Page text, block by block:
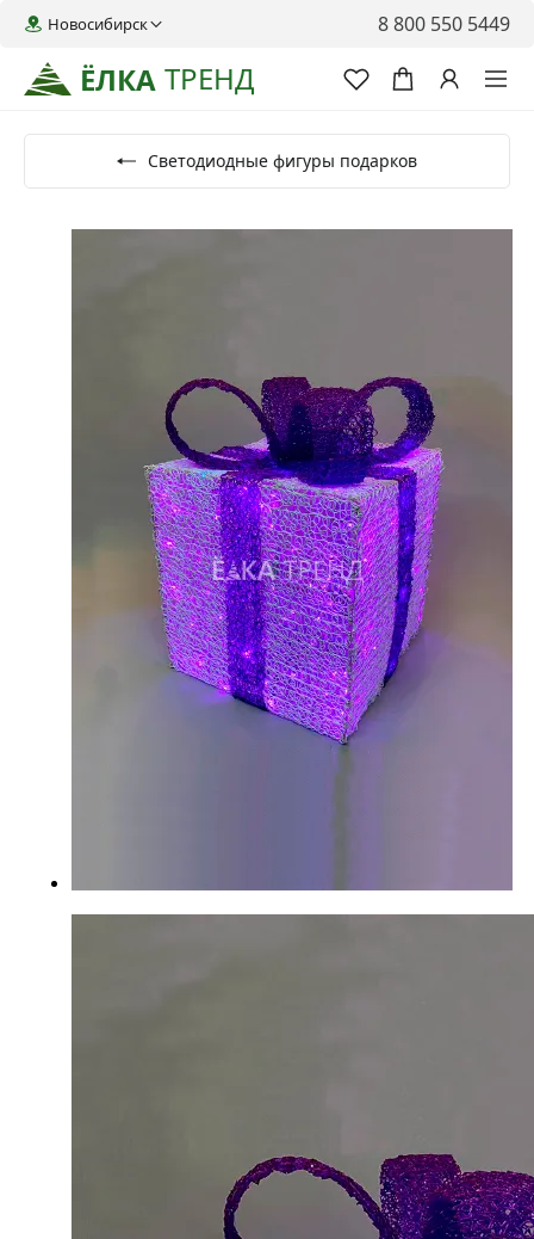
ЁЛКА ТРЕНД
Новосибирск 8 800 550 5449
Светодиодные фигуры подарков